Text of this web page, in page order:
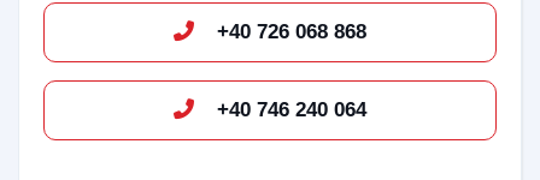
+40 726 068 868
+40 746 240 064